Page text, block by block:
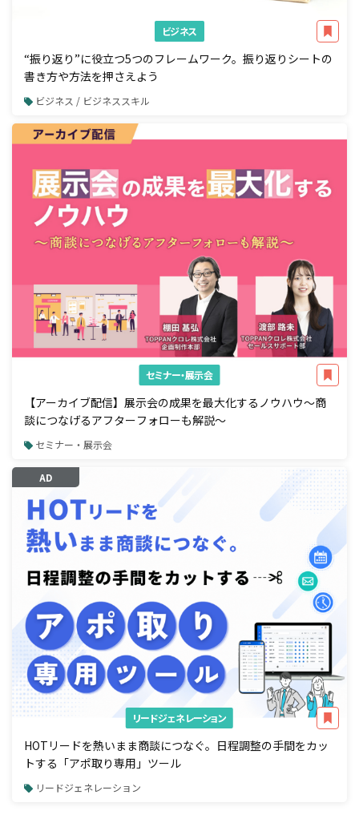
ビジネス
“振り返り”に役立つ5つのフレームワーク。振り返りシートの
書き方や方法を押さえよう
ビジネス / ビジネススキル
セミナー・展示会
【アーカイブ配信】展示会の成果を最大化するノウハウ～商
談につなげるアフターフォローも解説～
セミナー・展示会
AD
リードジェネレーション
HOTリードを熱いまま商談につなぐ。日程調整の手間をカッ
トする「アポ取り専用」ツール
リードジェネレーション